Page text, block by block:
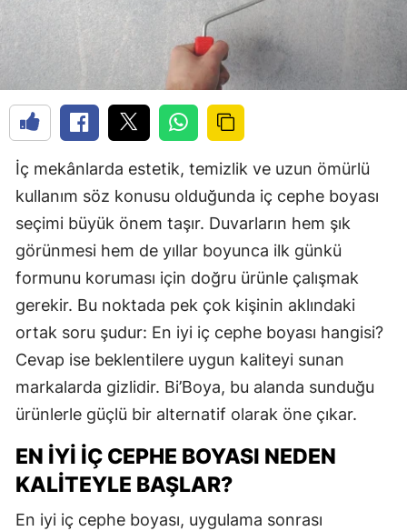
İç mekânlarda estetik, temizlik ve uzun ömürlü
kullanım söz konusu olduğunda iç cephe boyası
seçimi büyük önem taşır. Duvarların hem şık
görünmesi hem de yıllar boyunca ilk günkü
formunu koruması için doğru ürünle çalışmak
gerekir. Bu noktada pek çok kişinin aklındaki
ortak soru şudur: En iyi iç cephe boyası hangisi?
Cevap ise beklentilere uygun kaliteyi sunan
markalarda gizlidir. Bi’Boya, bu alanda sunduğu
ürünlerle güçlü bir alternatif olarak öne çıkar.
EN İYI İÇ CEPHE BOYASI NEDEN
KALITEYLE BAŞLAR?
En iyi iç cephe boyası, uygulama sonrası